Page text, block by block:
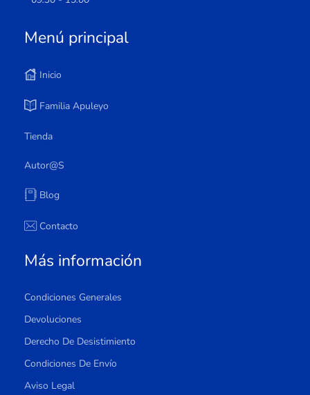
Menú principal
Inicio
Familia Apuleyo
Tienda
Autor@s
Blog
Contacto
Más información
Condiciones Generales
Devoluciones
Derecho De Desistimiento
Condiciones De Envío
Aviso Legal